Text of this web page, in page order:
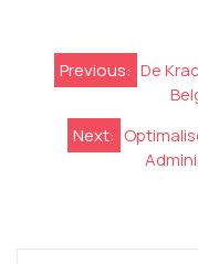
Previous: De
Next: